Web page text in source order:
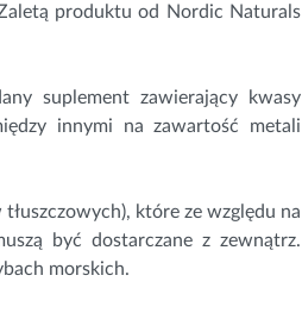
produktu od Nordic Naturals
suplement zawierający kwasy
innymi na zawartość metali
które ze względu na
być dostarczane z zewnątrz.
morskich.